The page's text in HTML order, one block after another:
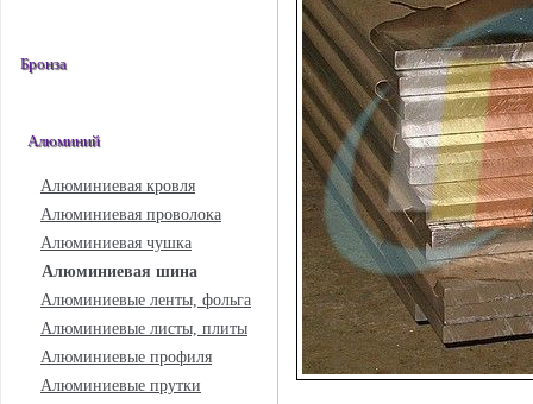
Бронза
Алюминий
Алюминиевая кровля
Алюминиевая проволока
Алюминиевая чушка
Алюминиевая шина
Алюминиевые ленты, фольга
Алюминиевые листы, плиты
Алюминиевые профиля
Алюминиевые прутки